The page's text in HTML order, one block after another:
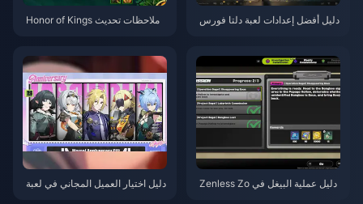
دليل أفضل إعدادات لعبة دلتا فورس
ملاحظات تحديث Honor of Kings
دليل عملية البيغل في Zenless Zo
دليل اختيار العميل المجاني في لعبة